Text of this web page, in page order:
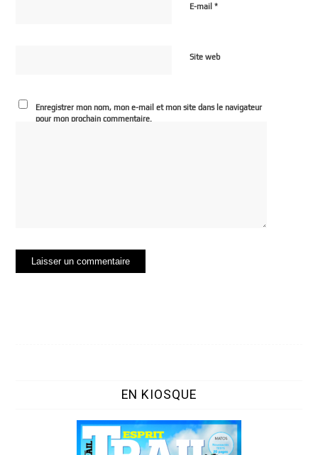
E-mail*
Site web
Enregistrer mon nom, mon e-mail et mon site dans le navigateur
pour mon prochain commentaire.
EN KIOSQUE